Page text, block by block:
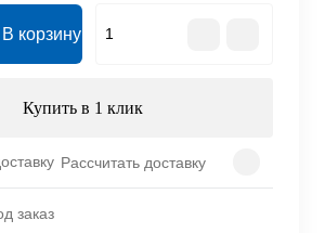
В корзину
Купить в 1 клик
Рассчитать доставку
заказ